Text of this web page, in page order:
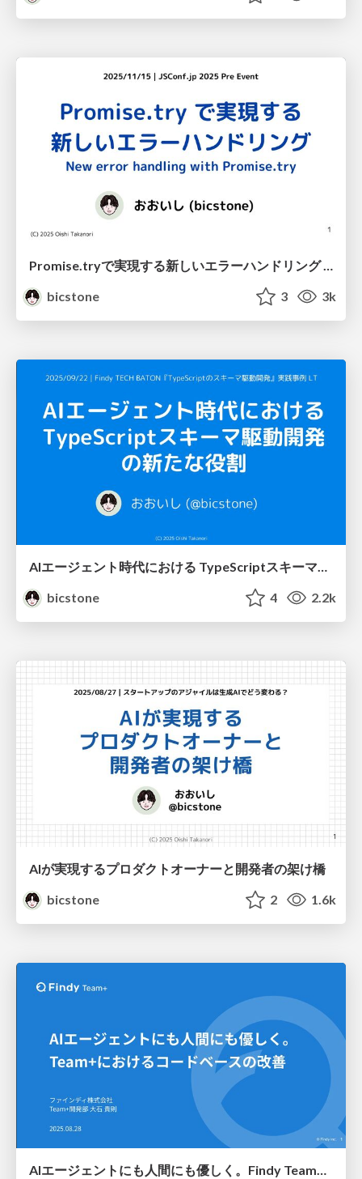
Promise.tryで実現する新しいエラーハンドリング New error handling with Promise try
bicstone
3 3k
AIエージェント時代における TypeScriptスキーマ駆動開発の新たな役割
bicstone
4 2.2k
AIが実現するプロダクトオーナーと開発者の架け橋
bicstone
2 1.6k
AIエージェントにも人間にも優しく。Findy Team+におけるコードベースの改善